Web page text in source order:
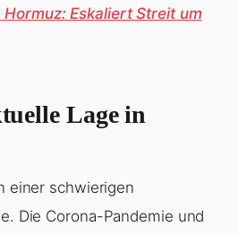
Eskaliert Streit um
Lage in
einer schwierigen
Die Corona-Pandemie und